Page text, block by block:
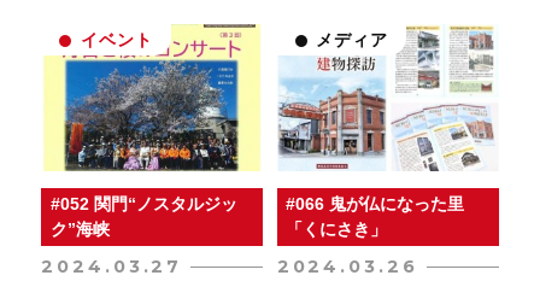
の場合は翌日） 大人
300円 大学生200円
高校生以下無料
イベント
#052 関門“ノスタルジッ
ク”海峡
2024.03.27
メディア
#066 鬼が仏になった里
「くにさき」
2024.03.26